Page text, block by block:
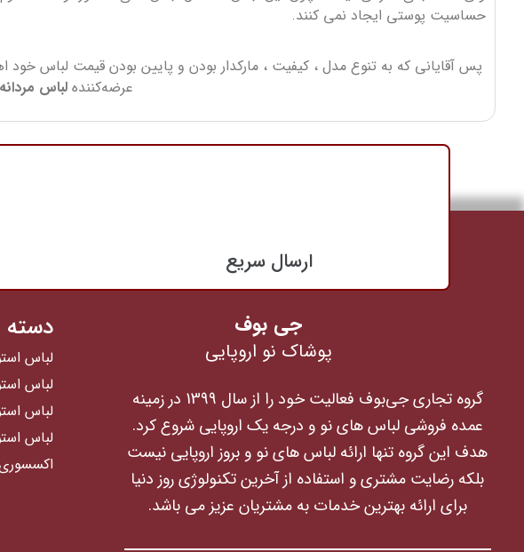
حساسیت پوستی ایجاد نمی کنند.
پس آقایانی که به تنوع مدل ، کیفیت ، مارکدار بودن و پایین بودن قیمت لباس
عرضه‌کنندهلباس
ارسال سریع
جی بوف
پوشاک نو اروپایی
گروه تجاری جی‌بوف فعالیت خود را از سال 1399 در زمینه
عمده فروشی لباس های نو و درجه یک اروپایی شروع کرد.
هدف این گروه تنها ارائه لباس های نو و بروز اروپایی نیست
بلکه رضایت مشتری و استفاده از آخرین تکنولوژی روز دنیا
برای ارائه بهترین خدمات به مشتریان عزیز می باشد.
دسته
لباس
لباس
لباس
لباس